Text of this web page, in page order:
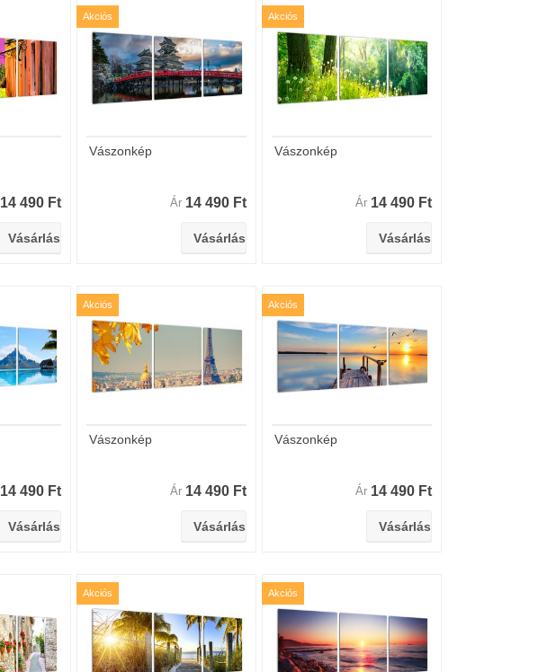
14 490 Ft
Vászonkép
Ár 14 490 Ft
Akciós
Vászonkép
Ár 14 490 Ft
Akciós
14 490 Ft
Vászonkép
Ár 14 490 Ft
Akciós
Vászonkép
Ár 14 490 Ft
Akciós
Akciós Akciós